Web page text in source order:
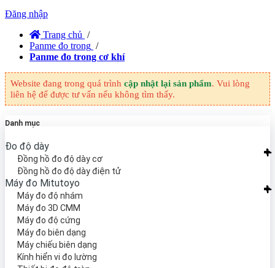
Đăng nhập
Trang chủ /
Panme đo trong /
Panme đo trong cơ khí
Website đang trong quá trình cập nhật lại sản phẩm. Vui lòng
liên hệ để được tư vấn nếu không tìm thấy.
Danh mục
Đo độ dày
Đồng hồ đo độ dày cơ
Đồng hồ đo độ dày điện tử
Máy đo Mitutoyo
Máy đo độ nhám
Máy đo 3D CMM
Máy đo độ cứng
Máy đo biên dạng
Máy chiếu biên dạng
Kính hiển vi đo lường